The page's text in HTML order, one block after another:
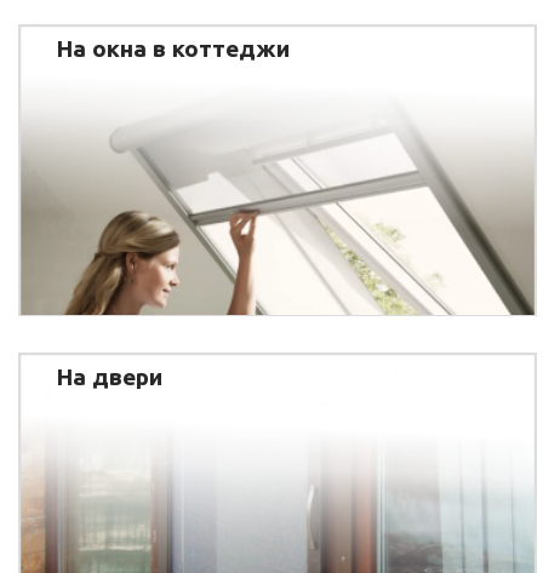
На окна в коттеджи
На двери